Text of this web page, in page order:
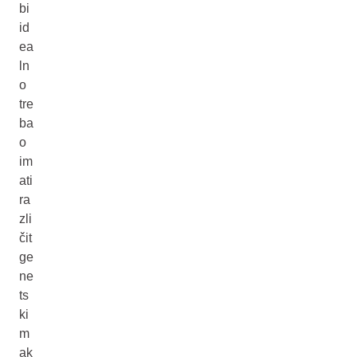
bi
id
ea
ln
o
tre
ba
o
im
ati
ra
zli
čit
ge
ne
ts
ki
m
ak